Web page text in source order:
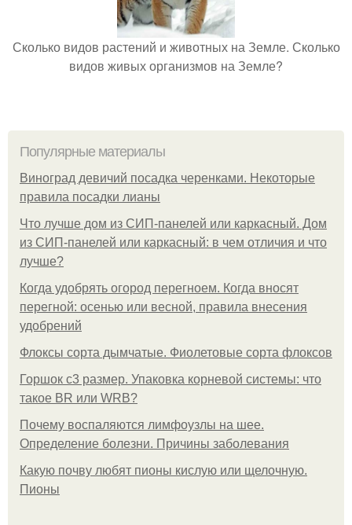
Сколько видов растений и животных на Земле. Сколько
видов живых организмов на Земле?
Популярные материалы
Виноград девичий посадка черенками. Некоторые
правила посадки лианы
Что лучше дом из СИП-панелей или каркасный. Дом
из СИП-панелей или каркасный: в чем отличия и что
лучше?
Когда удобрять огород перегноем. Когда вносят
перегной: осенью или весной, правила внесения
удобрений
Флоксы сорта дымчатые. Фиолетовые сорта флоксов
Горшок с3 размер. Упаковка корневой системы: что
такое BR или WRB?
Почему воспаляются лимфоузлы на шее.
Определение болезни. Причины заболевания
Какую почву любят пионы кислую или щелочную.
Пионы